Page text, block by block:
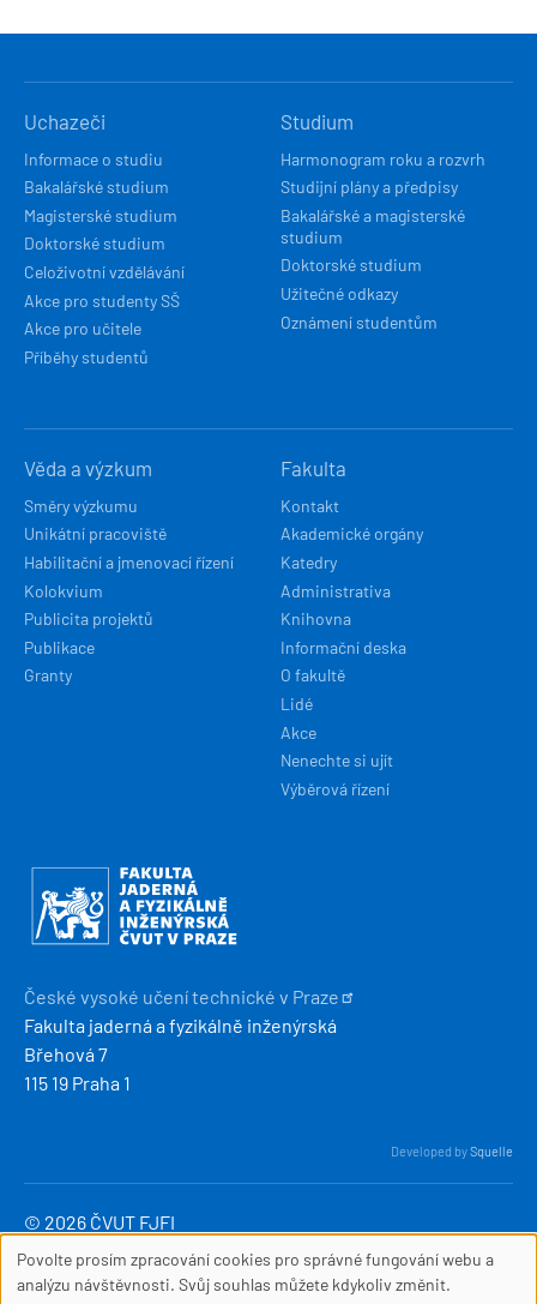
NAVIGACE
Uchazeči
Informace o studiu
Bakalářské studium
Magisterské studium
Doktorské studium
Celoživotní vzdělávání
Akce pro studenty SŠ
Akce pro učitele
Příběhy studentů
Studium
Harmonogram roku a rozvrh
Studijní plány a předpisy
Bakalářské a magisterské
studium
Doktorské studium
Užitečné odkazy
Oznámení studentům
Věda a výzkum
Směry výzkumu
Unikátní pracoviště
Habilitační a jmenovací řízení
Kolokvium
Publicita projektů
Publikace
Granty
Fakulta
Kontakt
Akademické orgány
Katedry
Administrativa
Knihovna
Informační deska
O fakultě
Lidé
Akce
Nenechte si ujít
Výběrová řízení
Obrázek
České vysoké učení technické v Praze
Fakulta jaderná a fyzikálně inženýrská
Břehová 7
115 19 Praha 1
Developed bySquelle
© 2026 ČVUT FJFI
webmaster
cvut
cz
(webmaster[at]fjfi[dot]cvut[dot]cz)
SOUBORY
Povolte prosím zpracování cookies pro správné fungování webu a
analýzu návštěvnosti. Svůj souhlas můžete kdykoliv změnit.